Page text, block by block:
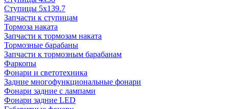
Ступицы 5x139.7
Запчасти к ступицам
Тормоза наката
Запчасти к тормозам наката
Тормозные барабаны
Запчасти к тормозным барабанам
Фаркопы
Фонари и светотехника
Задние многофункциональные фонари
Фонари задние с лампами
Фонари задние LED